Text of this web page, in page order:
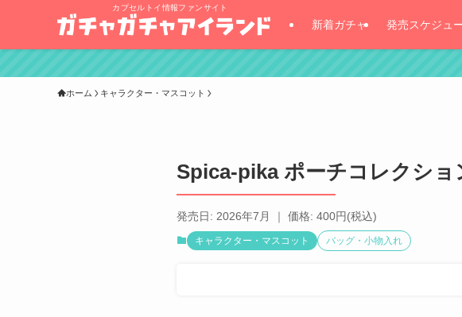
カプセルトイ情報ファンサイト
新着ガチャ 発売スケジュ
最新情報をXで
ホーム キャラクター・マスコット
Spica-pika ポーチコレクショ
発売日: 2026年7月 ｜ 価格: 400円(税込)
キャラクター・マスコット バッグ・小物入れ